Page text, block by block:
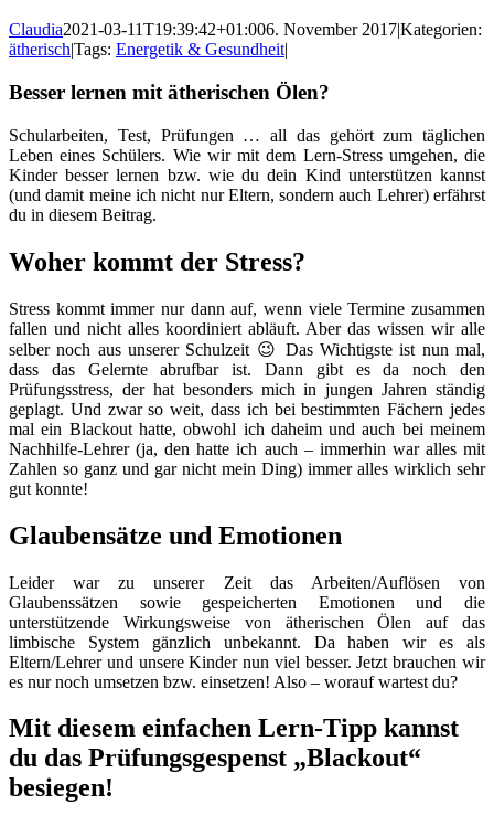
Claudia2021-03-11T19:39:42+01:006. November 2017|Kategorien:
ätherisch|Tags: Energetik & Gesundheit|
Besser lernen mit ätherischen Ölen?
Schularbeiten, Test, Prüfungen … all das gehört zum täglichen
Leben eines Schülers. Wie wir mit dem Lern-Stress umgehen, die
Kinder besser lernen bzw. wie du dein Kind unterstützen kannst
(und damit meine ich nicht nur Eltern, sondern auch Lehrer) erfährst
du in diesem Beitrag.
Woher kommt der Stress?
Stress kommt immer nur dann auf, wenn viele Termine zusammen
fallen und nicht alles koordiniert abläuft. Aber das wissen wir alle
selber noch aus unserer Schulzeit 😉 Das Wichtigste ist nun mal,
dass das Gelernte abrufbar ist. Dann gibt es da noch den
Prüfungsstress, der hat besonders mich in jungen Jahren ständig
geplagt. Und zwar so weit, dass ich bei bestimmten Fächern jedes
mal ein Blackout hatte, obwohl ich daheim und auch bei meinem
Nachhilfe-Lehrer (ja, den hatte ich auch – immerhin war alles mit
Zahlen so ganz und gar nicht mein Ding) immer alles wirklich sehr
gut konnte!
Glaubensätze und Emotionen
Leider war zu unserer Zeit das Arbeiten/Auflösen von
Glaubenssätzen sowie gespeicherten Emotionen und die
unterstützende Wirkungsweise von ätherischen Ölen auf das
limbische System gänzlich unbekannt. Da haben wir es als
Eltern/Lehrer und unsere Kinder nun viel besser. Jetzt brauchen wir
es nur noch umsetzen bzw. einsetzen! Also – worauf wartest du?
Mit diesem einfachen Lern-Tipp kannst
du das Prüfungsgespenst „Blackout“
besiegen!